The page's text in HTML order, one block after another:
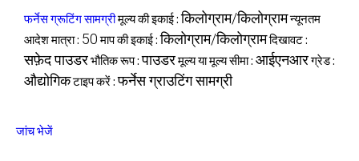
फर्नेस ग्रूटिंग सामग्रीमूल्य की इकाई :किलोग्राम/किलोग्रामन्यूनतम
आदेश मात्रा : 50 माप की इकाई :किलोग्राम/किलोग्रामदिखावट :
सफ़ेद पाउडरभौतिक रूप :पाउडरमूल्य या मूल्य सीमा : आईएनआरग्रेड :
औद्योगिकटाइप करें :फर्नेस ग्राउटिंग सामग्री
जांच भेजें